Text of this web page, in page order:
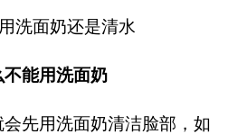
能用洗面奶
先用洗面奶清洁脸部，如